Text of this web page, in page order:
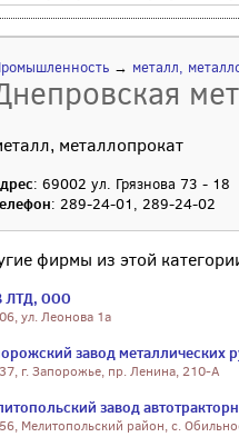
→ металл,
металлопрокат
: 69002 ул. Грязнова 73 - 18
: 289-24-01, 289-24-02
фирмы из этой
ЛТД, ООО
ул. Леонова 1а
завод металлических
г. Запорожье, пр. Ленина, 210-А
завод
Мелитопольский район, с.